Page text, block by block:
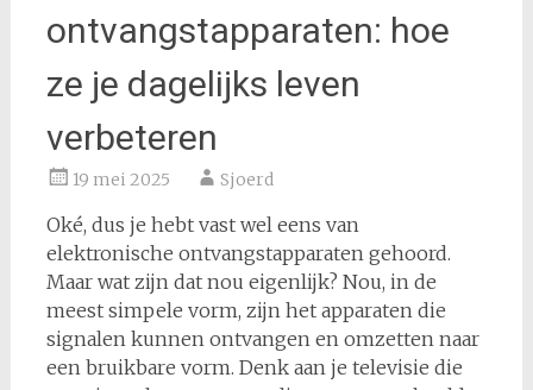
ontvangstapparaten: hoe
ze je dagelijks leven
verbeteren
19 mei 2025 Sjoerd
Oké, dus je hebt vast wel eens van
elektronische ontvangstapparaten gehoord.
Maar wat zijn dat nou eigenlijk? Nou, in de
meest simpele vorm, zijn het apparaten die
signalen kunnen ontvangen en omzetten naar
een bruikbare vorm. Denk aan je televisie die